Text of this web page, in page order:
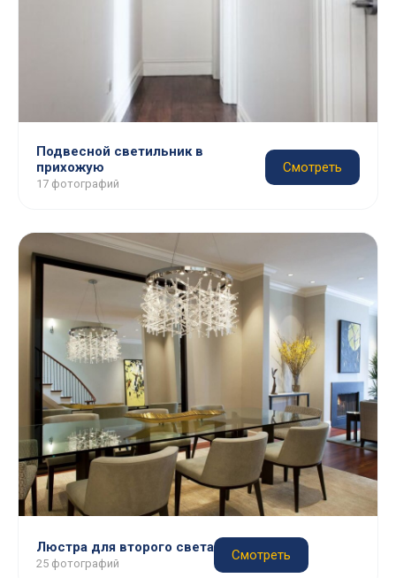
Подвесной светильник в
прихожую
17 фотографий
Смотреть
Люстра для второго света
25 фотографий
Смотреть